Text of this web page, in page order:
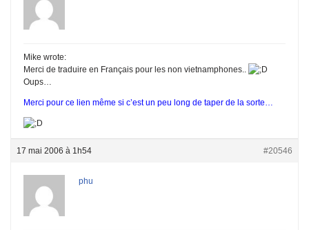
Mike wrote:
Merci de traduire en Français pour les non vietnamphones..
Oups…
Merci pour ce lien même si c’est un peu long de taper de la sorte…
17 mai 2006 à 1h54 #20546
phu